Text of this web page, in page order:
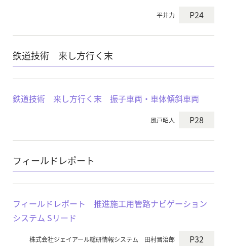
平井力 P24
鉄道技術 来し方行く末
鉄道技術 来し方行く末 振子車両・車体傾斜車両
風戸昭人 P28
フィールドレポート
フィールドレポート 推進施工用管路ナビゲーション
システム Sリード
株式会社ジェイアール総研情報システム 田村晋治郎 P32